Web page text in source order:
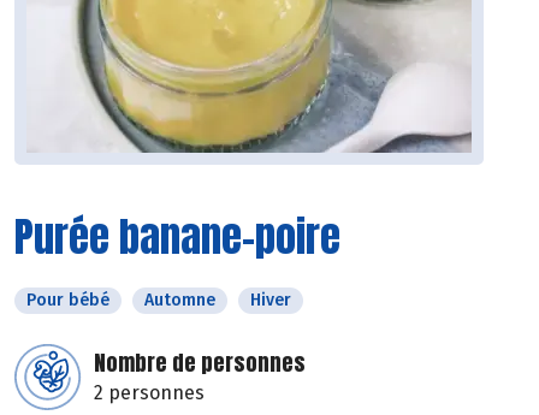
Purée banane-poire
Pour bébé Automne Hiver
Nombre de personnes
2 personnes